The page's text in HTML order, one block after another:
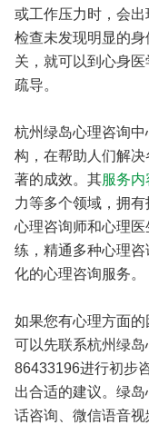
或工作压力时，会
检查未发现明显的
关，就可以到心身
疏导。
杭州绿岛心理咨询
构，在帮助人们解
著的成效。其服务内
力等多个领域，拥有
心理咨询师和心理
练，精通多种心理
化的心理咨询服务。
如果您有心理方面
可以先联系杭州绿
86433196进行初步
出合适的建议。绿
话咨询、微信语音